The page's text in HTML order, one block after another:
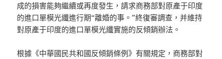
成的損害能夠繼續或再度發生，請求商務部對原產于印度
的進口單模光纖進行期“離婚的事。”終復審調查，并維持
對原產于印度的進口單模光纖實施的反傾銷辦法。
根據《中華國民共和國反傾銷條例》有關規定，商務部對